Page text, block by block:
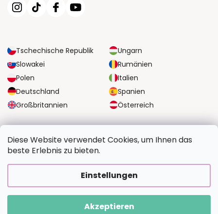
Diese Website verwendet Cookies, um Ihnen das
beste Erlebnis zu bieten.
Einstellungen
Akzeptieren
Tschechische Republik
Ungarn
Slowakei
Rumänien
Polen
Italien
Deutschland
Spanien
Großbritannien
Österreich
SICHERE ZAHLUNGSOPTIONEN
BildvomFoto.de. Alle Rechte vorbehalten.